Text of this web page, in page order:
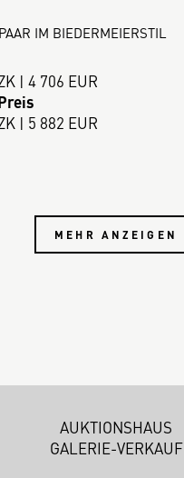
IM BIEDERMEIERSTIL
| 4 706 EUR
| 5 882 EUR
MEHR ANZEIGEN
AUKTIONSHAUS
GALERIE-VERKAUF